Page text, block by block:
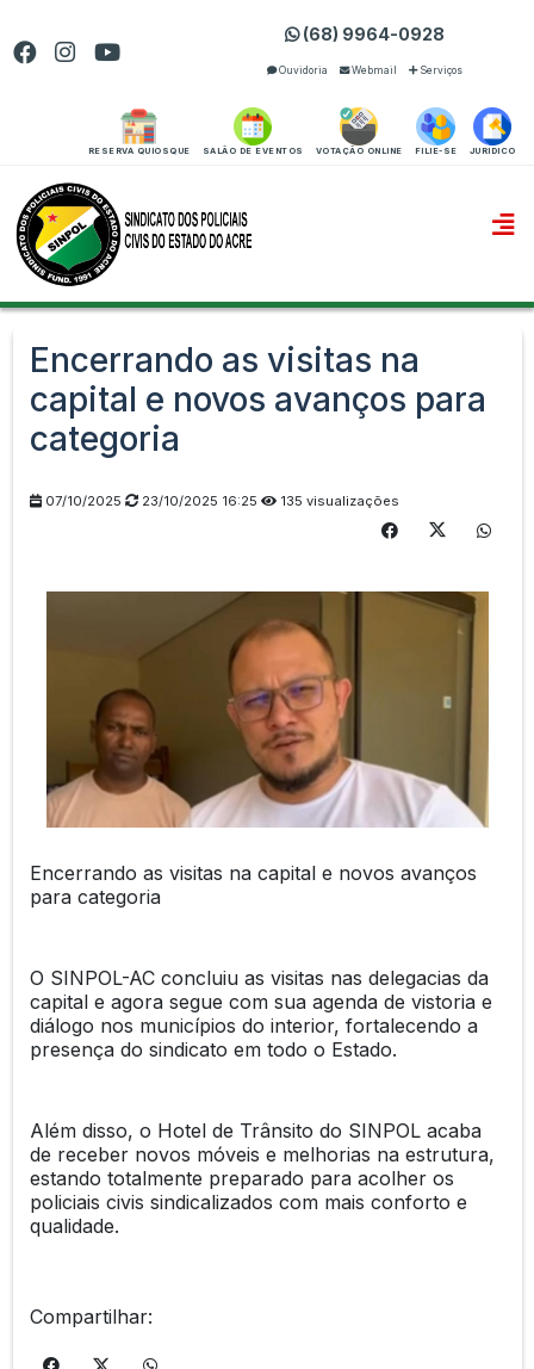
(68) 9964-0928
Ouvidoria Webmail Serviços
RESERVA QUIOSQUE SALÃO DE EVENTOS VOTAÇÃO ONLINE FILIE-SE JURIDICO
Encerrando as visitas na
capital e novos avanços para
categoria
07/10/2025 23/10/2025 16:25 135 visualizações
Encerrando as visitas na capital e novos avanços
para categoria
O SINPOL-AC concluiu as visitas nas delegacias da
capital e agora segue com sua agenda de vistoria e
diálogo nos municípios do interior, fortalecendo a
presença do sindicato em todo o Estado.
Além disso, o Hotel de Trânsito do SINPOL acaba
de receber novos móveis e melhorias na estrutura,
estando totalmente preparado para acolher os
policiais civis sindicalizados com mais conforto e
qualidade.
Compartilhar: